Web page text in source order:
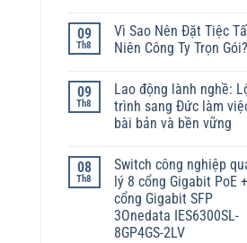
09
Th8
Vì Sao Nên Đặt Tiệc
Niên Công Ty Trọn Gói?
09
Th8
Lao động lành nghề:
trình sang Đức làm
bài bản và bền vững
08
Th8
Switch công nghiệp
lý 8 cổng Gigabit PoE
cổng Gigabit SFP
3Onedata IES6300SL-
8GP4GS-2LV